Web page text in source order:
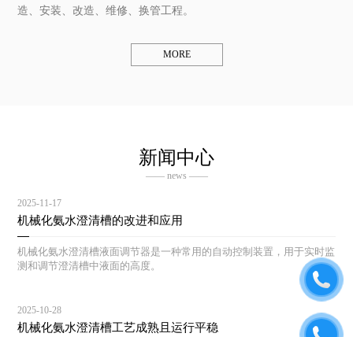
造、安装、改造、维修、换管工程。
MORE
新闻中心
—— news ——
2025-11-17
机械化氨水澄清槽的改进和应用
机械化氨水澄清槽液面调节器是一种常用的自动控制装置，用于实时监
测和调节澄清槽中液面的高度。
2025-10-28
机械化氨水澄清槽工艺成熟且运行平稳